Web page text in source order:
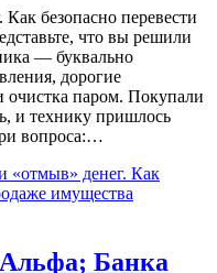
безопасно перевести
что вы решили
— буквально
дорогие
очистка паром. Покупали
и технику пришлось
вопроса:…
«отмыв» денег. Как
имущества
Банка